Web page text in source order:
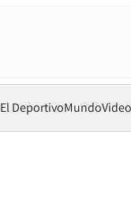
El DeportivoMundo